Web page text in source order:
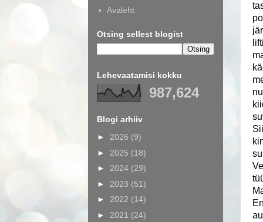
Avaleht
Otsing sellest blogist
Lehevaatamisi kokku
987,624
Blogi arhiiv
► 2026 (9)
► 2025 (18)
► 2024 (29)
► 2023 (51)
► 2022 (14)
► 2021 (24)